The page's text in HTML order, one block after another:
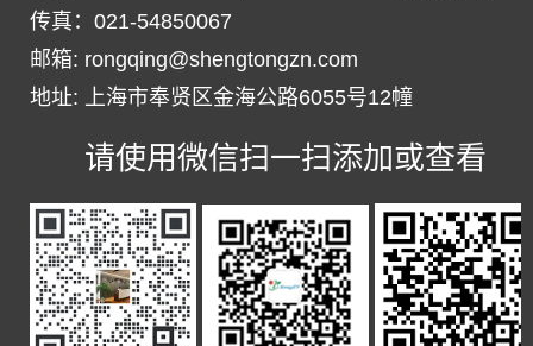
传真：021-54850067
邮箱: rongqing@shengtongzn.com
地址: 上海市奉贤区金海公路6055号12幢
请使用微信扫一扫添加或查看